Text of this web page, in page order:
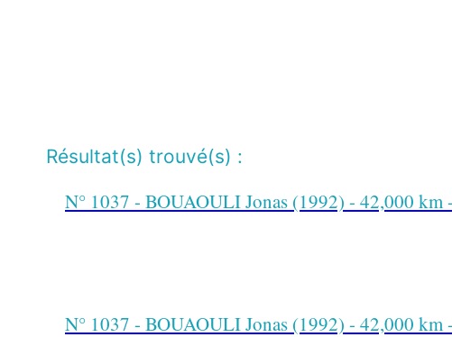
Résultat(s) trouvé(s) :
N° 1037 - BOUAOULI Jonas (1992) - 42,000 km
N° 1037 - BOUAOULI Jonas (1992) - 42,000 km